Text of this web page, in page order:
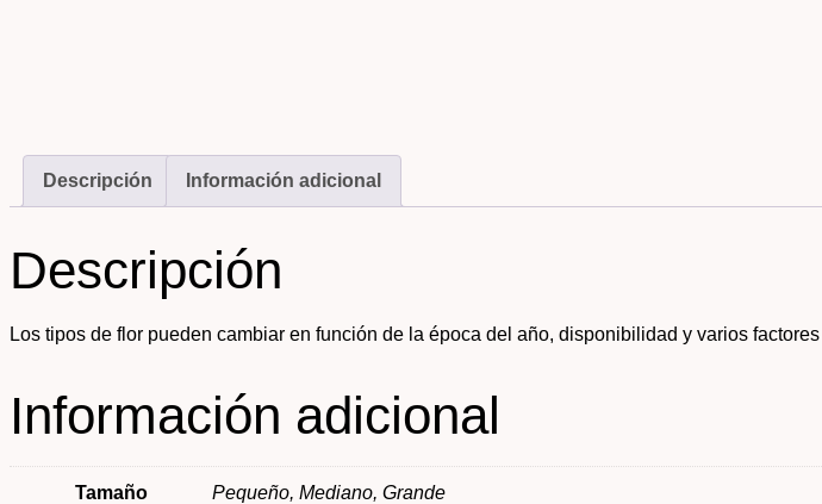
Descripción Información adicional
Descripción
Los tipos de flor pueden cambiar en función de la época del año, disponibilidad y varios factores
Información adicional
Tamaño Pequeño, Mediano, Grande